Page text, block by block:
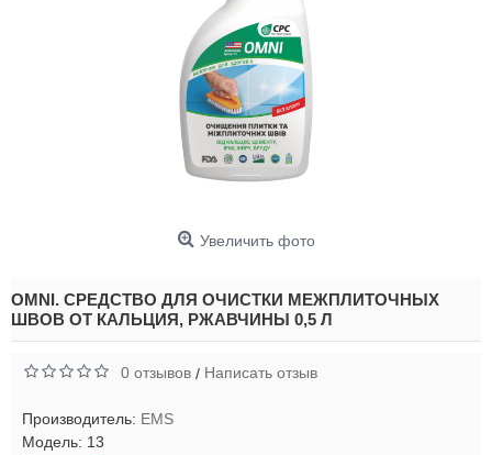
Увеличить фото
OMNI. СРЕДСТВО ДЛЯ ОЧИСТКИ МЕЖПЛИТОЧНЫХ
ШВОВ ОТ КАЛЬЦИЯ, РЖАВЧИНЫ 0,5 Л
0 отзывов / Написать отзыв
Производитель: EMS
Модель: 13